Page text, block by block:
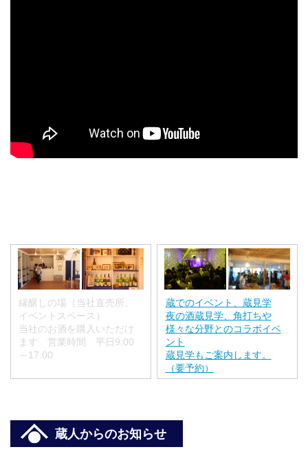
縁醸しの場（当社直売所、
イベントスペース）
当社のお酒を購入いただけ
ます 営業時間 平日9:00
～17:00
蔵でのイベント、蔵見学
夜の酒蔵見学、角打ちや
様々な分野とのコラボイベ
ント
蔵見学もご案内します。
（要予約）
蔵人からのお知らせ